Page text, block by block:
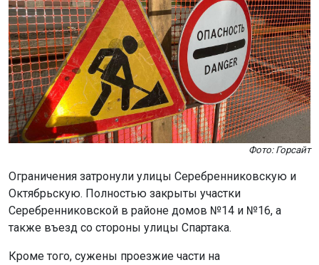
Фото: Горсайт
Ограничения затронули улицы Серебренниковскую и
Октябрьскую. Полностью закрыты участки
Серебренниковской в районе домов №14 и №16, а
также въезд со стороны улицы Спартака.
Кроме того, сужены проезжие части на